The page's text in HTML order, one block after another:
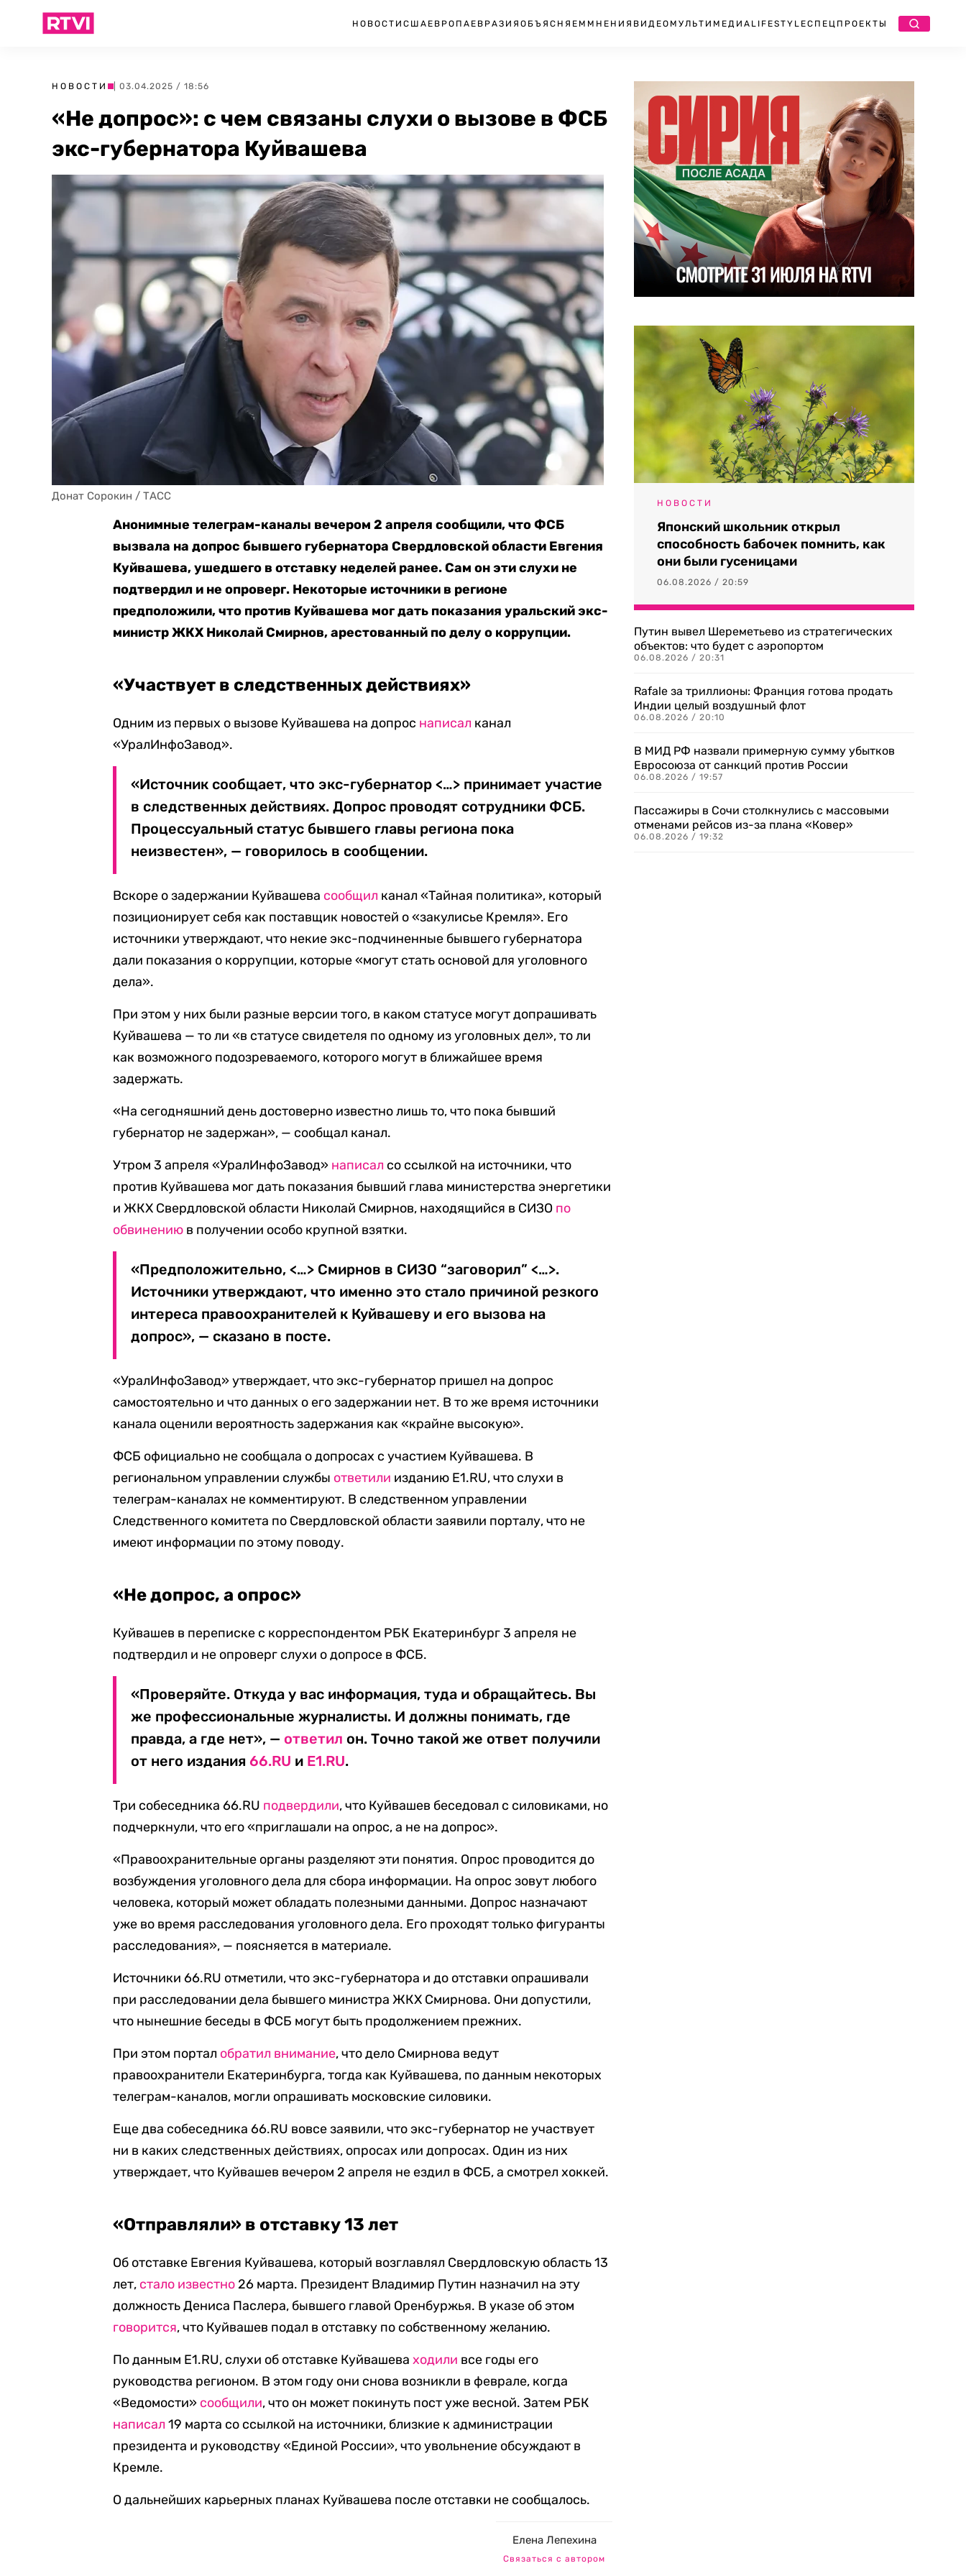
НОВОСТИ США ЕВРОПА ЕВРАЗИЯ ОБЪЯСНЯЕМ МНЕНИЯ ВИДЕО МУЛЬТИМЕДИА LIFESTYLEСПЕЦПРОЕКТЫ
НОВОСТИ | 03.04.2025 / 18:56
«Не допрос»: с чем связаны слухи о вызове в ФСБ
экс-губернатора Куйвашева
Донат Сорокин / ТАСС
Анонимные телеграм-каналы вечером 2 апреля сообщили, что ФСБ
вызвала на допрос бывшего губернатора Свердловской области Евгения
Куйвашева, ушедшего в отставку неделей ранее. Сам он эти слухи не
подтвердил и не опроверг. Некоторые источники в регионе
предположили, что против Куйвашева мог дать показания уральский экс-
министр ЖКХ Николай Смирнов, арестованный по делу о коррупции.
«Участвует в следственных действиях»
Одним из первых о вызове Куйвашева на допрос написал канал
«УралИнфоЗавод».
«Источник сообщает, что экс-губернатор <…> принимает участие
в следственных действиях. Допрос проводят сотрудники ФСБ.
Процессуальный статус бывшего главы региона пока
неизвестен», — говорилось в сообщении.
Вскоре о задержании Куйвашева сообщил канал «Тайная политика», который
позиционирует себя как поставщик новостей о «закулисье Кремля». Его
источники утверждают, что некие экс-подчиненные бывшего губернатора
дали показания о коррупции, которые «могут стать основой для уголовного
дела».
При этом у них были разные версии того, в каком статусе могут допрашивать
Куйвашева — то ли «в статусе свидетеля по одному из уголовных дел», то ли
как возможного подозреваемого, которого могут в ближайшее время
задержать.
«На сегодняшний день достоверно известно лишь то, что пока бывший
губернатор не задержан», — сообщал канал.
Утром 3 апреля «УралИнфоЗавод» написал со ссылкой на источники, что
против Куйвашева мог дать показания бывший глава министерства энергетики
и ЖКХ Свердловской области Николай Смирнов, находящийся в СИЗО по
обвинению в получении особо крупной взятки.
«Предположительно, <…> Смирнов в СИЗО “заговорил” <…>.
Источники утверждают, что именно это стало причиной резкого
интереса правоохранителей к Куйвашеву и его вызова на
допрос», — сказано в посте.
«УралИнфоЗавод» утверждает, что экс-губернатор пришел на допрос
самостоятельно и что данных о его задержании нет. В то же время источники
канала оценили вероятность задержания как «крайне высокую».
ФСБ официально не сообщала о допросах с участием Куйвашева. В
региональном управлении службы ответили изданию E1.RU, что слухи в
телеграм-каналах не комментируют. В следственном управлении
Следственного комитета по Свердловской области заявили порталу, что не
имеют информации по этому поводу.
«Не допрос, а опрос»
Куйвашев в переписке с корреспондентом РБК Екатеринбург 3 апреля не
подтвердил и не опроверг слухи о допросе в ФСБ.
«Проверяйте. Откуда у вас информация, туда и обращайтесь. Вы
же профессиональные журналисты. И должны понимать, где
правда, а где нет», — ответил он. Точно такой же ответ получили
от него издания66.RU и E1.RU.
Три собеседника 66.RU подвердили, что Куйвашев беседовал с силовиками, но
подчеркнули, что его «приглашали на опрос, а не на допрос».
«Правоохранительные органы разделяют эти понятия. Опрос проводится до
возбуждения уголовного дела для сбора информации. На опрос зовут любого
человека, который может обладать полезными данными. Допрос назначают
уже во время расследования уголовного дела. Его проходят только фигуранты
расследования», — поясняется в материале.
Источники 66.RU отметили, что экс-губернатора и до отставки опрашивали
при расследовании дела бывшего министра ЖКХ Смирнова. Они допустили,
что нынешние беседы в ФСБ могут быть продолжением прежних.
При этом портал обратил внимание, что дело Смирнова ведут
правоохранители Екатеринбурга, тогда как Куйвашева, по данным некоторых
телеграм-каналов, могли опрашивать московские силовики.
Еще два собеседника 66.RU вовсе заявили, что экс-губернатор не участвует
ни в каких следственных действиях, опросах или допросах. Один из них
утверждает, что Куйвашев вечером 2 апреля не ездил в ФСБ, а смотрел хоккей.
«Отправляли» в отставку 13 лет
Об отставке Евгения Куйвашева, который возглавлял Свердловскую область 13
лет, стало известно26 марта. Президент Владимир Путин назначил на эту
должность Дениса Паслера, бывшего главой Оренбуржья. В указе об этом
говорится, что Куйвашев подал в отставку по собственному желанию.
По данным E1.RU, слухи об отставке Куйвашеваходили все годы его
руководства регионом. В этом году они снова возникли в феврале, когда
«Ведомости» сообщили, что он может покинуть пост уже весной. Затем РБК
написал 19 марта со ссылкой на источники, близкие к администрации
президента и руководству «Единой России», что увольнение обсуждают в
Кремле.
О дальнейших карьерных планах Куйвашева после отставки не сообщалось.
Елена Лепехина
Связаться с автором
НОВОСТИ
Японский школьник открыл
способность бабочек помнить, как
они были гусеницами
06.08.2026 / 20:59
Путин вывел Шереметьево из стратегических
объектов: что будет с аэропортом
06.08.2026 / 20:31
Rafale за триллионы: Франция готова продать
Индии целый воздушный флот
06.08.2026 / 20:10
В МИД РФ назвали примерную сумму убытков
Евросоюза от санкций против России
06.08.2026 / 19:57
Пассажиры в Сочи столкнулись с массовыми
отменами рейсов из-за плана «Ковер»
06.08.2026 / 19:32